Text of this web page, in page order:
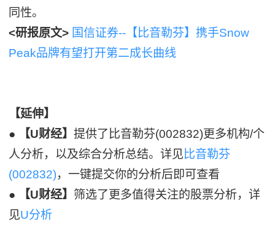
同性。
<研报原文> 国信证券--【比音勒芬】携手Snow
Peak品牌有望打开第二成长曲线
【延伸】
●
【U财经】提供了比音勒芬(002832)更多机构/个
人分析，以及综合分析总结。详见比音勒芬
(002832)，一键提交你的分析后即可查看
●
【U财经】 筛选了更多值得关注的股票分析，详
见U分析